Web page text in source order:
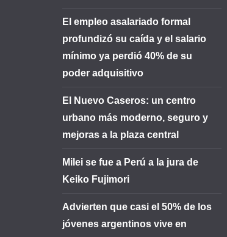
El empleo asalariado formal
profundizó su caída y el salario
mínimo ya perdió 40% de su
poder adquisitivo
El Nuevo Caseros: un centro
urbano más moderno, seguro y
mejoras a la plaza central
Milei se fue a Perú a la jura de
Keiko Fujimori
Advierten que casi el 50% de los
jóvenes argentinos vive en